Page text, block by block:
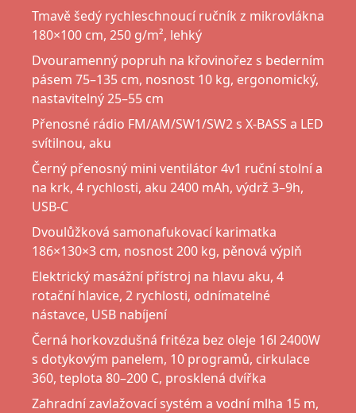
Tmavě šedý rychleschnoucí ručník z mikrovlákna
180×100 cm, 250 g/m², lehký
Dvouramenný popruh na křovinořez s bederním
pásem 75–135 cm, nosnost 10 kg, ergonomický,
nastavitelný 25–55 cm
Přenosné rádio FM/AM/SW1/SW2 s X-BASS a LED
svítilnou, aku
Černý přenosný mini ventilátor 4v1 ruční stolní a
na krk, 4 rychlosti, aku 2400 mAh, výdrž 3–9h,
USB-C
Dvoulůžková samonafukovací karimatka
186×130×3 cm, nosnost 200 kg, pěnová výplň
Elektrický masážní přístroj na hlavu aku, 4
rotační hlavice, 2 rychlosti, odnímatelné
nástavce, USB nabíjení
Černá horkovzdušná fritéza bez oleje 16l 2400W
s dotykovým panelem, 10 programů, cirkulace
360, teplota 80–200 C, prosklená dvířka
Zahradní zavlažovací systém a vodní mlha 15 m,